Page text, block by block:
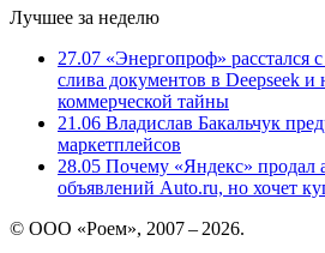
Лучшее за неделю
27.07 «Энергопроф» расстался
слива документов в Deepseek
коммерческой тайны
21.06 Владислав Бакальчук
маркетплейсов
28.05 Почему «Яндекс» продал
объявлений Auto.ru, но хочет
© ООО «Роем», 2007 – 2026.